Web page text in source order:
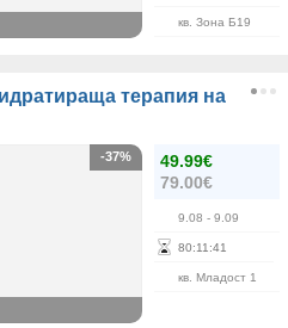
кв. Зона Б19
терапия на
49.99€
79.00€
9.08 - 9.09
80:11 :40
кв. Младост 1
-37%